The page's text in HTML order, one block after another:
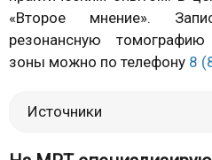
«Второе мнение».
резонансную
зоны можно по телефону 8
Источники